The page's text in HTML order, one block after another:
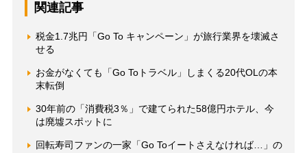
関連記事
税金1.7兆円「Go To キャンペーン」が旅行業界を壊滅さ
せる
お金がなくても「Go Toトラベル」しまくる20代OLの本
末転倒
30年前の「消費税3％」で建てられた58億円ホテル、今
は廃墟スポットに
回転寿司ファンの一家「Go Toイートさえなければ…」の